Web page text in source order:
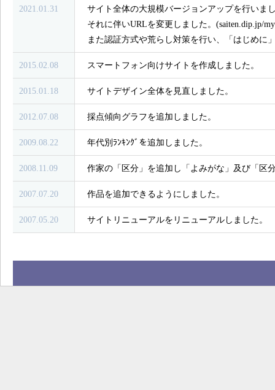
2021.01.31
サイト全体の大規模バージョンアップを行いま
それに伴いURLを変更しました。(saiten.dip.jp/
また認証方式や荒らし対策を行い、「はじめに
2015.02.08 スマートフォン向けサイトを作成しました。
2015.01.18 サイトデザイン全体を見直しました。
2012.07.08 採点傾向グラフを追加しました。
2009.08.22 年代別ﾗﾝｷﾝｸﾞを追加しました。
2008.11.09 作家の「区分」を追加し「よみがな」及び「区
2007.07.20 作品を追加できるようにしました。
2007.05.20 サイトリニューアルをリニューアルしました。